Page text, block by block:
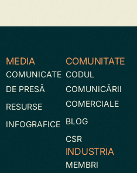
MEDIA
COMUNICATE
DE PRESĂ
RESURSE
INFOGRAFICE
COMUNITATE
CODUL
COMUNICĂRII
COMERCIALE
BLOG
CSR
INDUSTRIA
MEMBRI